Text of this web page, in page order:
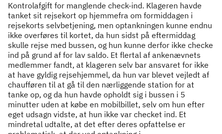
Kontrolafgift for manglende check-ind. Klageren havde
tanket sit rejsekort op hjemmefra om formiddagen i
rejsekorts selvbetjening, men optankningen kunne endnu
ikke overføres til kortet, da hun sidst på eftermiddag
skulle rejse med bussen, og hun kunne derfor ikke checke
ind på grund af for lav saldo. Et flertal af ankenævnets
medlemmer fandt, at klageren selv bar ansvaret for ikke
at have gyldig rejsehjemmel, da hun var blevet vejledt af
chaufføren til at gå til den nærliggende station for at
tanke op, og da hun havde opholdt sig i bussen i 5
minutter uden at købe en mobilbillet, selv om hun efter
eget udsagn vidste, at hun ikke var checket ind. Et
mindretal udtalte, at det efter deres opfattelse er